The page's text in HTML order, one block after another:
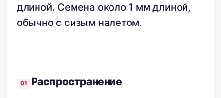
длиной. Семена около 1 мм длиной,
обычно с сизым налетом.
Распространение